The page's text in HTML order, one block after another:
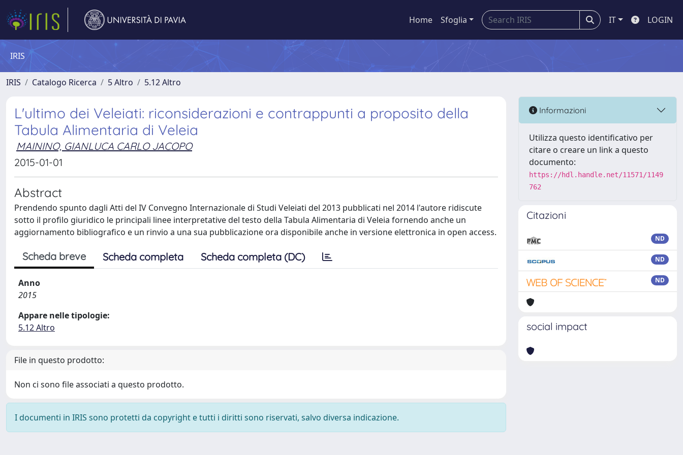
Home Sfoglia IT LOGIN
IRIS
IRIS Catalogo Ricerca 5 Altro 5.12 Altro
L'ultimo dei Veleiati: riconsiderazioni e contrappunti a proposito della
Tabula Alimentaria di Veleia
MAININO, GIANLUCA CARLO JACOPO
2015-01-01
Abstract
Prendendo spunto dagli Atti del IV Convegno Internazionale di Studi Veleiati del 2013 pubblicati nel 2014 l'autore ridiscute
sotto il profilo giuridico le principali linee interpretative del testo della Tabula Alimentaria di Veleia fornendo anche un
aggiornamento bibliografico e un rinvio a una sua pubblicazione ora disponibile anche in versione elettronica in open access.
Scheda breve Scheda completa Scheda completa (DC)
Anno
2015
Appare nelle tipologie:
5.12 Altro
File in questo prodotto:
Non ci sono file associati a questo prodotto.
I documenti in IRIS sono protetti da copyright e tutti i diritti sono riservati, salvo diversa indicazione.
Informazioni
Utilizza questo identificativo per
citare o creare un link a questo
documento:
https://hdl.handle.net/11571/1149
762
Citazioni
ND
ND
ND
social impact